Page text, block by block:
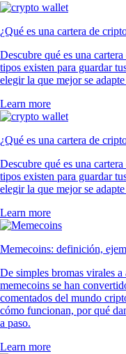
¿Qué es una cartera de
Descubre qué es una
tipos existen para guardar
elegir la que mejor se
Learn more
¿Qué es una cartera de
Descubre qué es una
tipos existen para guardar
elegir la que mejor se
Learn more
Memecoins: definición,
De simples bromas virales
memecoins se han
comentados del mundo
cómo funcionan, por qué
a paso.
Learn more